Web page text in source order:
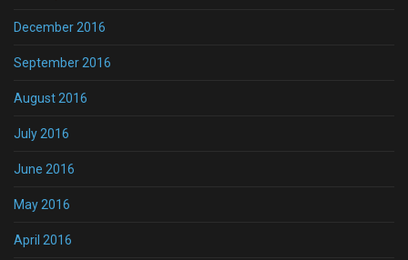
December 2016
September 2016
August 2016
July 2016
June 2016
May 2016
April 2016